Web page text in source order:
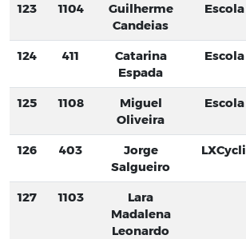
123 1104
Guilherme
Candeias
124 411
Catarina
Espada
125 1108
Miguel
Oliveira
126 403
Jorge
Salgueiro
127 1103
Lara
Madalena
Leonardo